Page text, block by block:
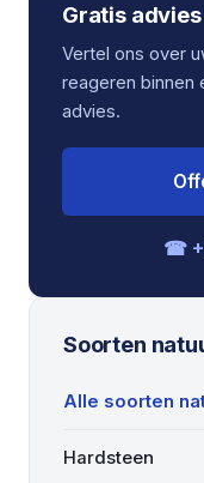
Gratis
Vertel ons over
reageren binnen
advies.
☎
Soorten
Alle soorten
Hardsteen